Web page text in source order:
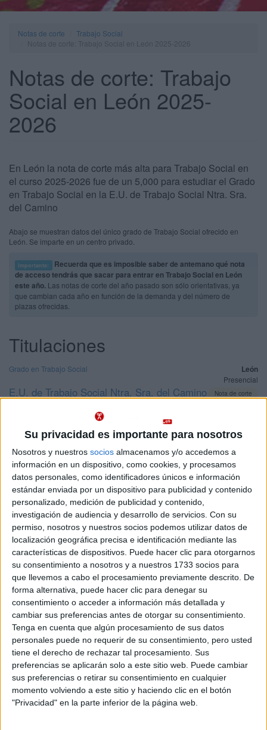
Su privacidad es importante para nosotros
Nosotros y nuestros socios almacenamos y/o accedemos a
información en un dispositivo, como cookies, y procesamos
datos personales, como identificadores únicos e información
estándar enviada por un dispositivo para publicidad y contenido
personalizado, medición de publicidad y contenido,
investigación de audiencia y desarrollo de servicios. Con su
permiso, nosotros y nuestros socios podemos utilizar datos de
localización geográfica precisa e identificación mediante las
características de dispositivos. Puede hacer clic para otorgarnos
su consentimiento a nosotros y a nuestros 1733 socios para
que llevemos a cabo el procesamiento previamente descrito. De
forma alternativa, puede hacer clic para denegar su
consentimiento o acceder a información más detallada y
cambiar sus preferencias antes de otorgar su consentimiento.
Tenga en cuenta que algún procesamiento de sus datos
personales puede no requerir de su consentimiento, pero usted
tiene el derecho de rechazar tal procesamiento. Sus
preferencias se aplicarán solo a este sitio web. Puede cambiar
sus preferencias o retirar su consentimiento en cualquier
momento volviendo a este sitio y haciendo clic en el botón
"Privacidad" en la parte inferior de la página web.
Notas de corte
Trabajo Social
Notas de corte: Trabajo
Social en León 2025-
2026
En León la nota de corte más alta para Trabajo Social en
el curso 2025-2026 fue de un 5,000 para estudiar el Grado
en Trabajo Social en la E.U. de Trabajo Social Ntra. Sra.
del Camino
Abajo se muestran datos del único grado de Trabajo Social ofrecido en
León. Se imparte en un centro privado.
Importante:
Recuerda que es imposible saber de antemano qué nota
de acceso tendrás que sacar para entrar en Trabajo Social en León
este año. Las notas de corte del año pasado son sólo orientativas, ya
que cambian cada año en función de la demanda y del número de
plazas ofrecidas.
Titulaciones
León
Presencial
Nota de corte
Idioma de
Castellano
Grado en Trabajo Social
E.U. de Trabajo Social Ntra. Sra. del Camino
https://centros.unileon.es/trabajosocial...
Precio del primer curso: 4.800 €
Pídeles información ¡GRATIS!
Notas de corte Trabajo Social
por provincias
Oferta en toda España
Trabajo Social A Coruña
Trabajo Social Alicante
Trabajo Social Almería
Trabajo Social Asturias
Trabajo Social Badajoz
Trabajo Social Baleares